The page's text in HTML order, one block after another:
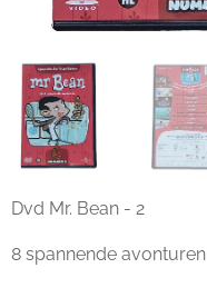
Dvd Mr. Bean - 2
8 spannende avonturen